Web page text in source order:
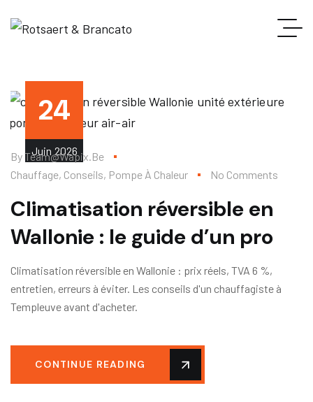
24
Juin 2026
ByTeam@wapix.be
Chauffage, Conseils, Pompe À Chaleur No Comments
Climatisation réversible en
Wallonie : le guide d’un pro
Climatisation réversible en Wallonie : prix réels, TVA 6 %,
entretien, erreurs à éviter. Les conseils d'un chauffagiste à
Templeuve avant d'acheter.
CONTINUE READING